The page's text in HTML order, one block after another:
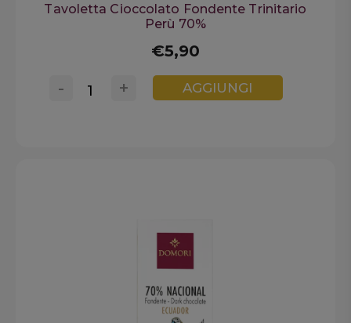
Tavoletta Cioccolato Fondente Trinitario
Perù 70%
€5,90
+
- AGGIUNGI